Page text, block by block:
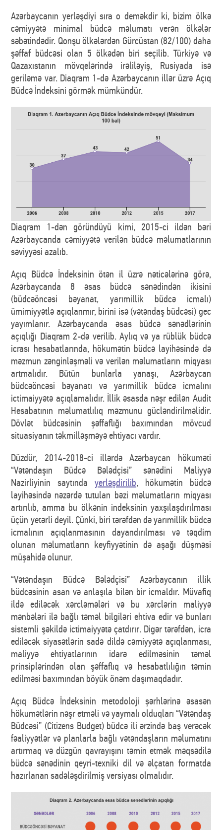
Azərbaycanın yerləşdiyi sıra o deməkdir ki, bizim ölkə
cəmiyyətə minimal büdcə məlumatı verən ölkələr
səbətindədir. Qonşu ölkələrdən Gürcüstan (82/100) daha
şəffaf büdcəsi olan 5 ölkədən biri seçilib. Türkiyə və
Qazaxıstanın mövqelərində irəliləyiş, Rusiyada isə
geriləmə var. Diaqram 1-də Azərbaycanın illər üzrə Açıq
Büdcə İndeksini görmək mümkündür.
Diaqram 1-dən göründüyü kimi, 2015-ci ildən bəri
Azərbaycanda cəmiyyətə verilən büdcə məlumatlarının
səviyyəsi azalıb.
Açıq Büdcə İndeksinin ötən il üzrə nəticələrinə görə,
Azərbaycanda 8 əsas büdcə sənədindən ikisini
(büdcəöncəsi bəyanat, yarımillik büdcə icmalı)
ümimiyyətlə açıqlanmır, birini isə (vətəndaş büdcəsi) gec
yayımlanır. Azərbaycanda əsas büdcə sənədlərinin
açıqlığı Diaqram 2-də verilib. Aylıq və ya rüblük büdcə
icrası hesabatlarında, hökumətin büdcə layihəsində də
məzmun zənginləşməli və verilən məlumatların miqyası
artmalıdır. Bütün bunlarla yanaşı, Azərbaycan
büdcəöncəsi bəyanatı və yarımillik büdcə icmalını
ictimaiyyətə açıqlamalıdır. İllik əsasda nəşr edilən Audit
Hesabatının məlumatlılıq məzmunu gücləndirilməlidir.
Dövlət büdcəsinin şəffaflığı baxımından mövcud
situasiyanın təkmilləşməyə ehtiyacı vardır.
Düzdür, 2014-2018-ci illərdə Azərbaycan hökuməti
“Vətəndaşın Büdcə Bələdçisi” sənədini Maliyyə
Nazirliyinin saytında yerləşdirilib, hökumətin büdcə
layihəsində nəzərdə tutulan bəzi məlumatların miqyası
artırılıb, amma bu ölkənin indeksinin yaxşılaşdırılması
üçün yetərli deyil. Çünki, biri tərəfdən də yarımillik büdcə
icmalının açıqlanmasının dayandırılması və təqdim
olunan məlumatların keyfiyyətinin də aşağı düşməsi
müşahidə olunur.
“Vətəndaşın Büdcə Bələdçisi” Azərbaycanın illik
büdcəsinin asan və anlaşıla bilən bir icmaldır. Müvafiq
ildə ediləcək xərcləmələri və bu xərclərin maliyyə
mənbələri ilə bağlı təməl bilgiləri ehtiva edir və bunları
sistemli şəkildə ictimaiyyətə çatdırır. Digər tərəfdən, icra
ediləcək siyasətlərin sadə dildə cəmiyyətə açıqlanması,
maliyyə ehtiyatlarının idarə edilməsinin təməl
prinsiplərindən olan şəffaflıq və hesabatlılığın təmin
edilməsi baxımından böyük önəm daşımaqdadır.
Açıq Büdcə İndeksinin metodoloji şərhlərinə əsasən
hökumətlərin nəşr etməli və yaymalı olduqları “Vətəndaş
Büdcəsi” (Citizens Budget) büdcə ili ərzində baş verəcək
fəaliyyətlər və planlarla bağlı vətəndaşların məlumatını
artırmaq və düzgün qavrayışını təmin etmək məqsədilə
büdcə sənədinin qeyri-texniki dil və əlçatan formatda
hazırlanan sadələşdirilmiş versiyası olmalıdır.